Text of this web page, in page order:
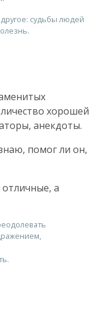
судьбы людей
хорошей
анекдоты.
помог ли он,
отличные, а